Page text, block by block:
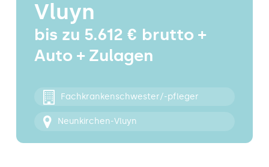
KontaktVluyn
bis zu 5.612 € brutto +
Auto + Zulagen
Fachkrankenschwester/-pfleger
Neunkirchen-Vluyn